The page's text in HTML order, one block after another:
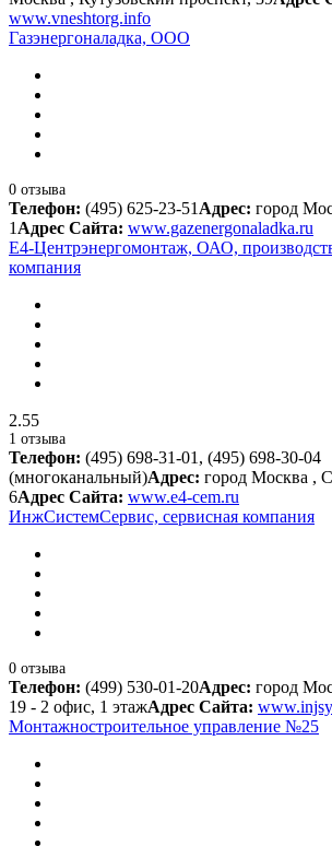
www.vneshtorg.info
Газэнергоналадка, ООО
0 отзыва
Телефон: (495) 625-23-51 Адрес: город
1 Адрес Сайта: www.gazenergonaladka.ru
Е4-Центрэнергомонтаж, ОАО,
компания
2.55
1 отзыва
Телефон: (495) 698-31-01, (495) 698-30-04
(многоканальный)Адрес: город Москва ,
6Адрес Сайта: www.e4-cem.ru
ИнжСистемСервис, сервисная компания
0 отзыва
Телефон: (499) 530-01-20Адрес: город
19 - 2 офис, 1 этажАдрес Сайта:
Монтажностроительное управление №25